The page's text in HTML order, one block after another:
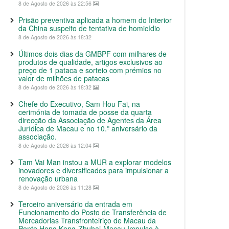
8 de Agosto de 2026 às 22:56
Prisão preventiva aplicada a homem do Interior
da China suspeito de tentativa de homicídio
8 de Agosto de 2026 às 18:32
Últimos dois dias da GMBPF com milhares de
produtos de qualidade, artigos exclusivos ao
preço de 1 pataca e sorteio com prémios no
valor de milhões de patacas
8 de Agosto de 2026 às 18:32
Chefe do Executivo, Sam Hou Fai, na
cerimónia de tomada de posse da quarta
direcção da Associação de Agentes da Área
Jurídica de Macau e no 10.º aniversário da
associação.
8 de Agosto de 2026 às 12:04
Tam Vai Man instou a MUR a explorar modelos
inovadores e diversificados para impulsionar a
renovação urbana
8 de Agosto de 2026 às 11:28
Terceiro aniversário da entrada em
Funcionamento do Posto de Transferência de
Mercadorias Transfronteiriço de Macau da